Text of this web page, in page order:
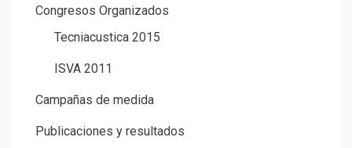
Congresos Organizados
Tecniacustica 2015
ISVA 2011
Campañas de medida
Publicaciones y resultados